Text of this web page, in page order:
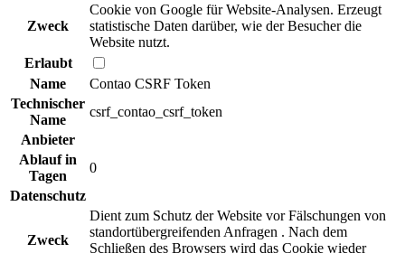
Zweck
Cookie von Google für Website-Analysen. Erzeugt
statistische Daten darüber, wie der Besucher die
Website nutzt.
Erlaubt
Name
Contao CSRF Token
Technischer
Name
csrf_contao_csrf_token
Anbieter
Ablauf in
Tagen
0
Datenschutz
Zweck
Dient zum Schutz der Website vor Fälschungen von
standortübergreifenden Anfragen . Nach dem
Schließen des Browsers wird das Cookie wieder